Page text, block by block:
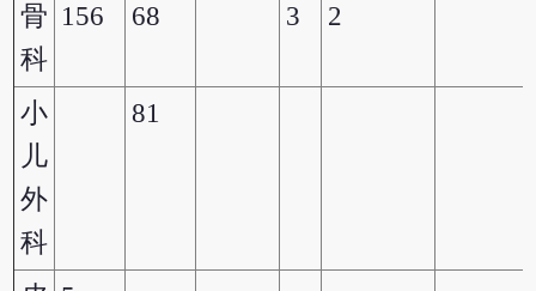
骨
科
156 68 3 2
小
儿
外
科
81